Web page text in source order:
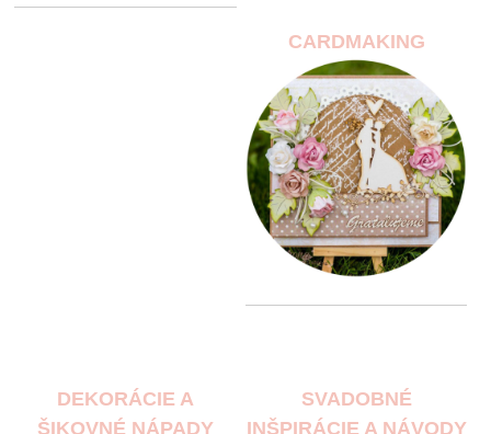
CARDMAKING
DEKORÁCIE A
ŠIKOVNÉ NÁPADY
SVADOBNÉ
INŠPIRÁCIE A NÁVODY